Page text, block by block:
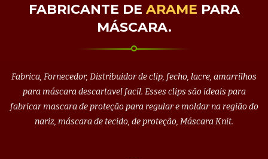
FABRICANTE DE ARAME PARA
MÁSCARA.
Fabrica, Fornecedor, Distribuidor de clip, fecho, lacre, amarrilhos
para máscara descartavel facil. Esses clips são ideais para
fabricar mascara de proteção para regular e moldar na região do
nariz, máscara de tecido, de proteção, Máscara Knit.